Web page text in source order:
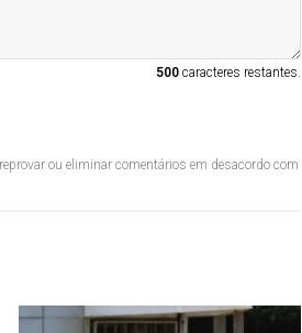
500caracteres restantes.
ou eliminar comentários em desacordo com